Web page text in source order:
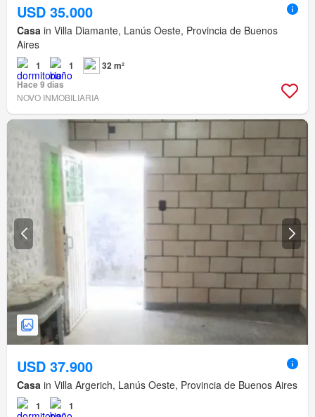
USD 35.000
Casa in Villa Diamante, Lanús Oeste, Provincia de Buenos
Aires
1 1
32 m²
Hace 9 días
NOVO INMOBILIARIA
USD 37.900
Casa in Villa Argerich, Lanús Oeste, Provincia de Buenos Aires
1
1